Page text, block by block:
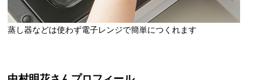
蒸し器などは使わず電子レンジで簡単につくれます